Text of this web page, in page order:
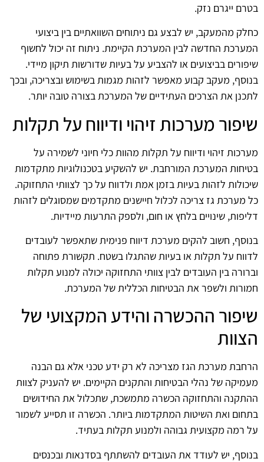
בטרם ייגרם נזק.
כחלק מהמעקב, יש לבצע גם ניתוחים השוואתיים בין ביצועי
המערכת החדשה לבין המערכת הקיימת. ניתוח זה יכול לחשוף
שיפורים בביצועים או להצביע על בעיות שדורשות תיקון מיידי.
בנוסף, מעקב קבוע מאפשר לזהות מגמות בשימוש ובצריכה, ובכך
לתכנן את הצרכים העתידיים של המערכת בצורה טובה יותר.
שיפור מערכות זיהוי ודיווח על תקלות
מערכות זיהוי ודיווח על תקלות מהוות כלי חיוני לשמירה על
בטיחות המערכת המורחבת. יש להשקיע בטכנולוגיות מתקדמות
שיכולות לזהות בעיות בזמן אמת ולדווח על כך לצוותי התחזוקה.
כל מערכת גז צריכה לכלול חיישנים מתקדמים שמסוגלים לזהות
דליפות, שינויים בלחץ או חום, ולספק התרעות מיידיות.
בנוסף, חשוב להקים מערכת דיווח פנימית שתאפשר לעובדים
לדווח על תקלות או בעיות שהתגלו בשטח. תקשורת פתוחה
וברורה בין העובדים לבין צוותי התחזוקה יכולה למנוע תקלות
חמורות ולשפר את הבטיחות הכללית של המערכת.
שיפור ההכשרה והידע המקצועי של
הצוות
הרחבת מערכת הגז מצריכה לא רק ידע טכני אלא גם הבנה
מעמיקה של נהלי הבטיחות והתקנים הקיימים. יש להעניק לצוות
ההתקנה והתחזוקה הכשרה מתמשכת, שתכלול את החידושים
בתחום ואת השיטות המתקדמות ביותר. הכשרה זו תסייע לשמור
על רמה מקצועית גבוהה ולמנוע תקלות בעתיד.
בנוסף, יש לעודד את העובדים להשתתף בסדנאות ובכנסים